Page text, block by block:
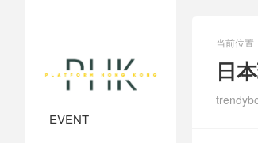
EVENT
当前位置
日